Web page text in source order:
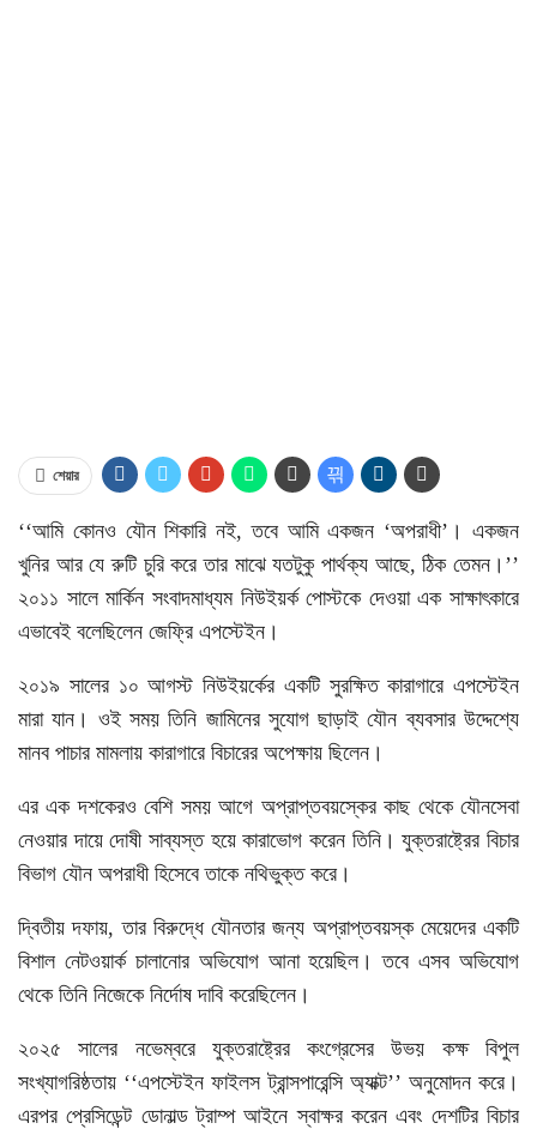
শেয়ার
‌‌‘‘আমি কোনও যৌন শিকারি নই, তবে আমি একজন ‘অপরাধী’। একজন
খুনির আর যে রুটি চুরি করে তার মাঝে যতটুকু পার্থক্য আছে, ঠিক তেমন।’’
২০১১ সালে মার্কিন সংবাদমাধ্যম নিউইয়র্ক পোস্টকে দেওয়া এক সাক্ষাৎকারে
এভাবেই বলেছিলেন জেফ্রি এপস্টেইন।
২০১৯ সালের ১০ আগস্ট নিউইয়র্কের একটি সুরক্ষিত কারাগারে এপস্টেইন
মারা যান। ওই সময় তিনি জামিনের সুযোগ ছাড়াই যৌন ব্যবসার উদ্দেশ্যে
মানব পাচার মামলায় কারাগারে বিচারের অপেক্ষায় ছিলেন।
এর এক দশকেরও বেশি সময় আগে অপ্রাপ্তবয়স্কের কাছ থেকে যৌনসেবা
নেওয়ার দায়ে দোষী সাব্যস্ত হয়ে কারাভোগ করেন তিনি। যুক্তরাষ্ট্রের বিচার
বিভাগ যৌন অপরাধী হিসেবে তাকে নথিভুক্ত করে।
দ্বিতীয় দফায়, তার বিরুদ্ধে যৌনতার জন্য অপ্রাপ্তবয়স্ক মেয়েদের একটি
বিশাল নেটওয়ার্ক চালানোর অভিযোগ আনা হয়েছিল। তবে এসব অভিযোগ
থেকে তিনি নিজেকে নির্দোষ দাবি করেছিলেন।
২০২৫ সালের নভেম্বরে যুক্তরাষ্ট্রের কংগ্রেসের উভয় কক্ষ বিপুল
সংখ্যাগরিষ্ঠতায় ‘‘এপস্টেইন ফাইলস ট্রান্সপারেন্সি অ্যাক্ট’’ অনুমোদন করে।
এরপর প্রেসিডেন্ট ডোনাল্ড ট্রাম্প আইনে স্বাক্ষর করেন এবং দেশটির বিচার